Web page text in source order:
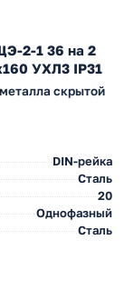
2-1 36 на 2
УХЛ3 IP31
скрытой
DIN-рейка
Сталь
20
Однофазный
Сталь